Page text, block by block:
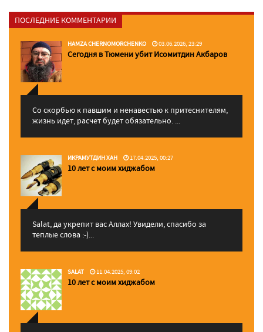
ПОСЛЕДНИЕ КОММЕНТАРИИ
HAMZA CHERNOMORCHENKO 03.06.2026, 23:29
Сегодня в Тюмени убит Исомитдин Акбаров
Со скорбью к павшим и ненавестью к притеснителям,
жизнь идет, расчет будет обязательно. ...
ИКРАМУТДИН ХАН 17.04.2025, 00:27
10 лет с моим хиджабом
Salat, да укрепит вас Аллаx! Увидели, спасибо за
теплые слова :-)...
SALAT 11.04.2025, 09:02
10 лет с моим хиджабом